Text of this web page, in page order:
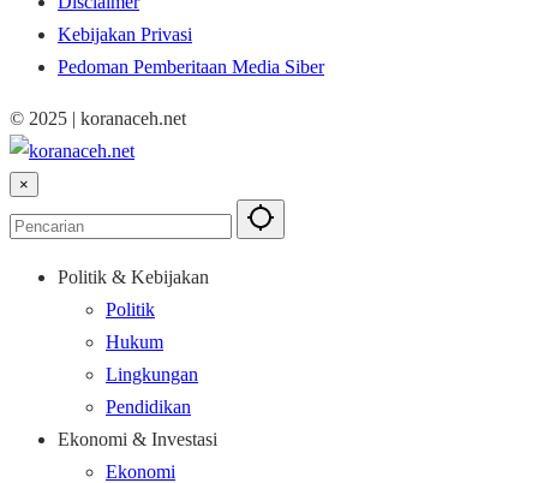
Kebijakan Privasi
Pedoman Pemberitaan Media Siber
© 2025 | koranaceh.net
×
Politik & Kebijakan
Politik
Hukum
Lingkungan
Pendidikan
Ekonomi & Investasi
Ekonomi